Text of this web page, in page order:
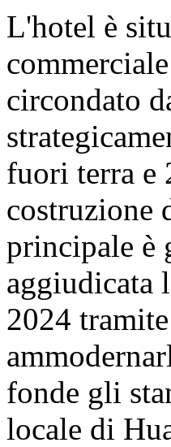
L'hotel è
circondato
fuori terra e
costruzione
principale è
aggiudicata
2024
fonde gli
locale di